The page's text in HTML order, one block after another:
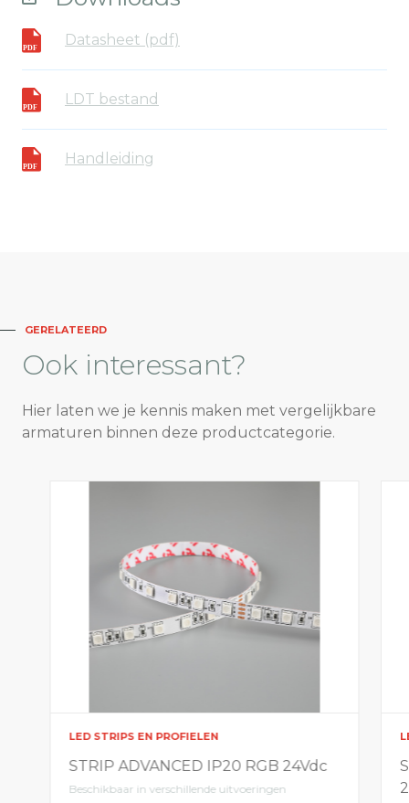
Datasheet (pdf)
LDT bestand
Handleiding
GERELATEERD
Ook interessant?
Hier laten we je kennis maken met vergelijkbare
armaturen binnen deze productcategorie.
LED STRIPS EN PROFIELEN
STRIP ADVANCED IP20 RGB 24Vdc
Beschikbaar in verschillende uitvoeringen